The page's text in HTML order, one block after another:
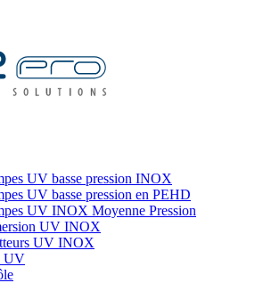
UV basse pression INOX
UV basse pression en PEHD
UV INOX Moyenne Pression
UV INOX
UV INOX
UV